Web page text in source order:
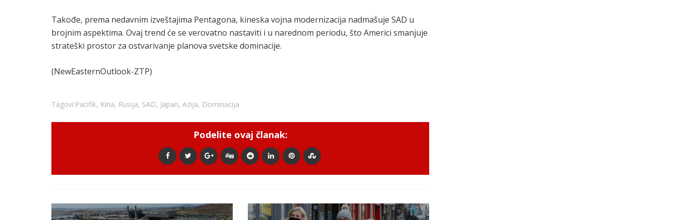
Takođe, prema nedavnim izveštajima Pentagona, kineska vojna modernizacija nadmašuje SAD u
brojnim aspektima. Ovaj trend će se verovatno nastaviti i u narednom periodu, što Americi smanjuje
strateški prostor za ostvarivanje planova svetske dominacije.
(NewEasternOutlook-ZTP)
Tagovi:Pacifik, Kina, Rusija, SAD, Japan, Azija, Dominacija
Podelite ovaj članak: